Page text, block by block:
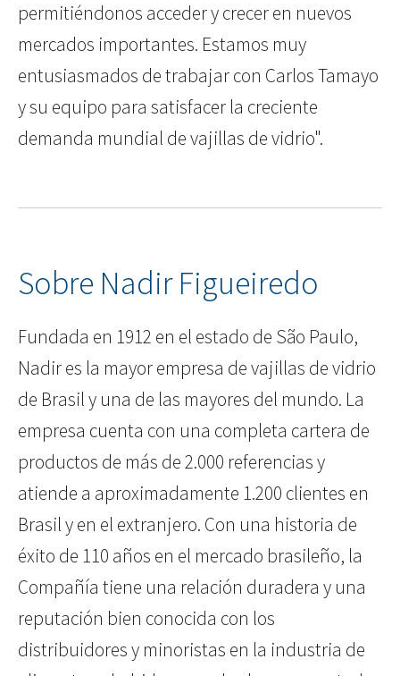
permitiéndonos acceder y crecer en nuevos
mercados importantes. Estamos muy
entusiasmados de trabajar con Carlos Tamayo
y su equipo para satisfacer la creciente
demanda mundial de vajillas de vidrio".
Sobre Nadir Figueiredo
Fundada en 1912 en el estado de São Paulo,
Nadir es la mayor empresa de vajillas de vidrio
de Brasil y una de las mayores del mundo. La
empresa cuenta con una completa cartera de
productos de más de 2.000 referencias y
atiende a aproximadamente 1.200 clientes en
Brasil y en el extranjero. Con una historia de
éxito de 110 años en el mercado brasileño, la
Compañía tiene una relación duradera y una
reputación bien conocida con los
distribuidores y minoristas en la industria de